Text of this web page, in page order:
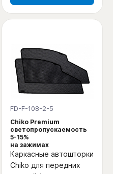
FD-F-108-2-5
Chiko Premium
светопропускаемость
5-15%
на зажимах
Каркасные автошторки
Chiko для передних